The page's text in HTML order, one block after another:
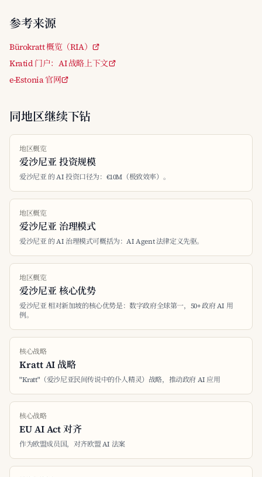
参考来源
Bürokratt 概览（RIA）
Kratid 门户：AI 战略上下文
e-Estonia 官网
同地区继续下钻
地区概览
爱沙尼亚 投资规模
爱沙尼亚 的 AI 投资口径为：€10M（极致效率）。
地区概览
爱沙尼亚 治理模式
爱沙尼亚 的 AI 治理模式可概括为：AI Agent 法律定义先驱。
地区概览
爱沙尼亚 核心优势
爱沙尼亚 相对新加坡的核心优势是：数字政府全球第一，50+ 政府 AI 用
例。
核心战略
Kratt AI 战略
"Kratt"（爱沙尼亚民间传说中的仆人精灵）战略，推动政府 AI 应用
核心战略
EU AI Act 对齐
作为欧盟成员国，对齐欧盟 AI 法案